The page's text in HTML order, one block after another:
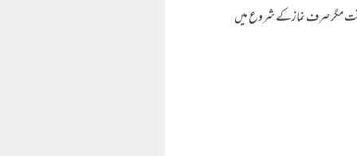
وقت مگر صرف نمازکے شروع میں